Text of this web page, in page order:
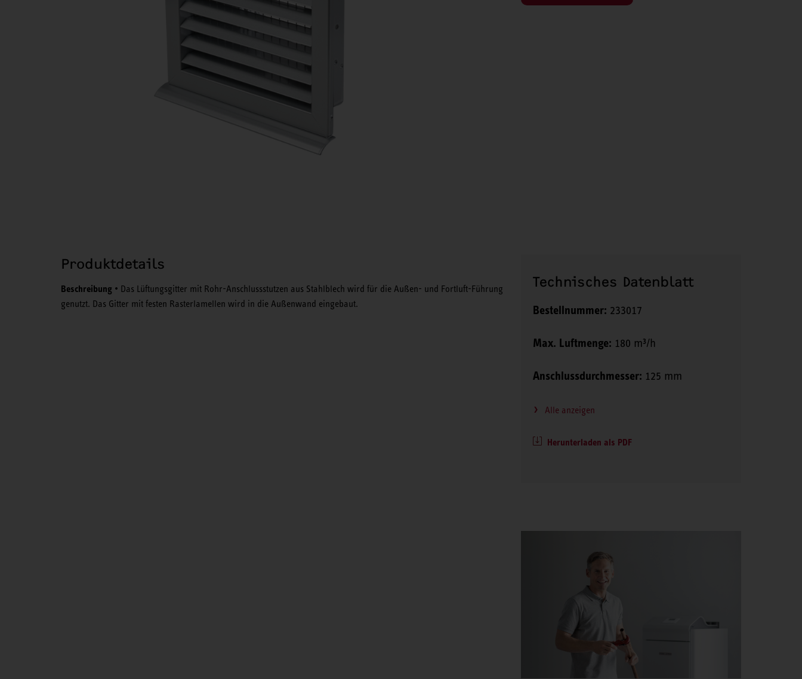
Produktdetails
Beschreibung • Das Lüftungsgitter mit Rohr-Anschlussstutzen aus Stahlblech wird für die Außen- und Fortluft-Führung
genutzt. Das Gitter mit festen Rasterlamellen wird in die Außenwand eingebaut.
Technisches Datenblatt
Bestellnummer: 233017
Max. Luftmenge: 180 m³/h
Anschlussdurchmesser: 125 mm
Alle anzeigen
Herunterladen als PDF